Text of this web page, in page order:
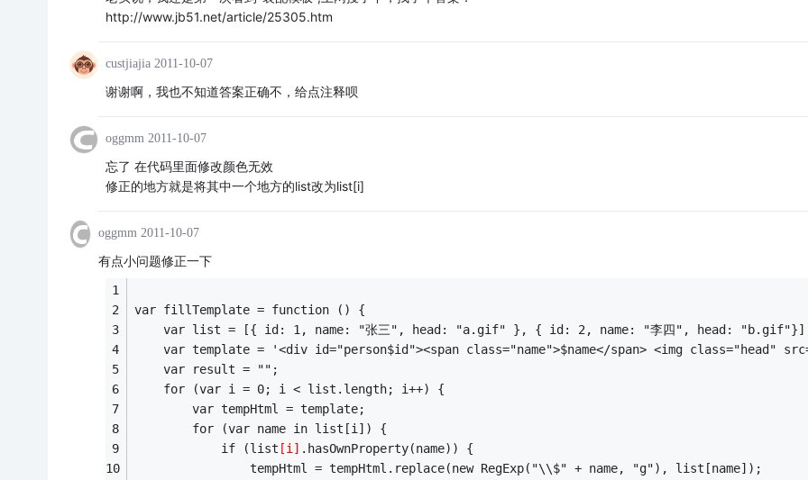
http://www.jb51.net/article/25305.htm
custjiajia 2011-10-07
谢谢啊，我也不知道答案正确不，给点注释呗
oggmm 2011-10-07
忘了 在代码里面修改颜色无效
修正的地方就是将其中一个地方的list改为list[i]
oggmm 2011-10-07
有点小问题修正一下
var fillTemplate = function () {
var list = [{ id: 1, name: "张三", head: "a.gif" }, { id: 2, name: "李四", head:
var template = '<div id="person$id"><span class="name">$name</span> <img class="head"
    var result = "";
    for (var i = 0; i < list.length; i++) {
        var tempHtml = template;
        for (var name in list[i]) {
            if (list
[i] .hasOwnProperty(name)) {
                tempHtml = tempHtml.replace(new RegExp("\\$" + name, "g"), list[name]);